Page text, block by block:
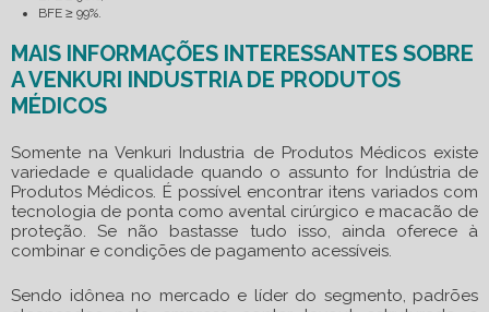
BFE ≥ 99%.
MAIS INFORMAÇÕES INTERESSANTES SOBRE
A VENKURI INDUSTRIA DE PRODUTOS
MÉDICOS
Somente na Venkuri Industria de Produtos Médicos existe
variedade e qualidade quando o assunto for Indústria de
Produtos Médicos. É possível encontrar itens variados com
tecnologia de ponta como avental cirúrgico e macacão de
proteção. Se não bastasse tudo isso, ainda oferece à
combinar e condições de pagamento acessíveis.
Sendo idônea no mercado e líder do segmento, padrões